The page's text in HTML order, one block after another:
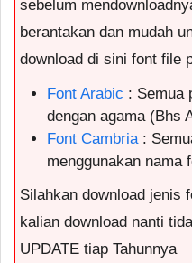
sebelum
berantakan dan mudah
download di sini font file
Font Arabic : Semua
dengan agama (Bhs
Font Cambria:
menggunakan nama
Silahkan download jenis
kalian download nanti
UPDATE tiap Tahunnya